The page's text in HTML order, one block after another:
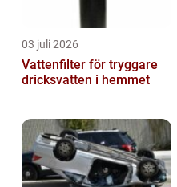
03 juli 2026
Vattenfilter för tryggare
dricksvatten i hemmet